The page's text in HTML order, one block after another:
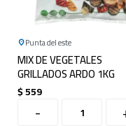
Punta del este
MIX DE VEGETALES
GRILLADOS ARDO 1KG
$559
-